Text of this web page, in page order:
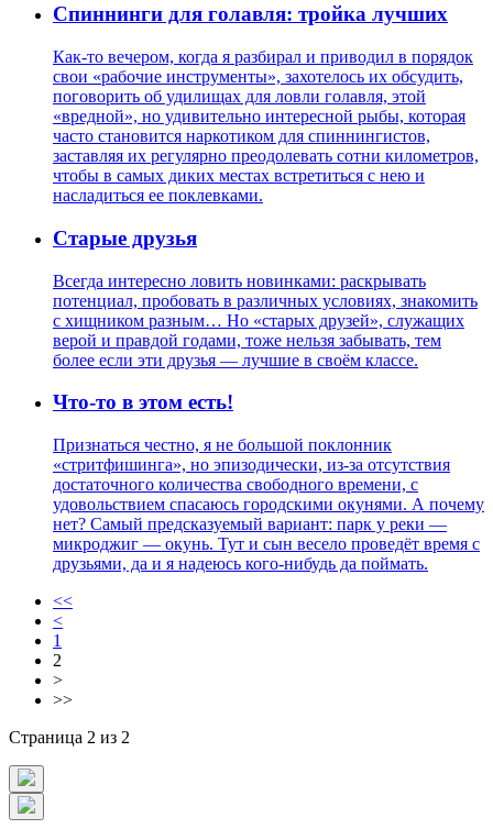
Спиннинги для голавля: тройка лучших
Как-то вечером, когда я разбирал и приводил в порядок
свои «рабочие инструменты», захотелось их обсудить,
поговорить об удилищах для ловли голавля, этой
«вредной», но удивительно интересной рыбы, которая
часто становится наркотиком для спиннингистов,
заставляя их регулярно преодолевать сотни километров,
чтобы в самых диких местах встретиться с нею и
насладиться ее поклевками.
Старые друзья
Всегда интересно ловить новинками: раскрывать
потенциал, пробовать в различных условиях, знакомить
с хищником разным… Но «старых друзей», служащих
верой и правдой годами, тоже нельзя забывать, тем
более если эти друзья — лучшие в своём классе.
Что-то в этом есть!
Признаться честно, я не большой поклонник
«стритфишинга», но эпизодически, из-за отсутствия
достаточного количества свободного времени, с
удовольствием спасаюсь городскими окунями. А почему
нет? Самый предсказуемый вариант: парк у реки —
микроджиг — окунь. Тут и сын весело проведёт время с
друзьями, да и я надеюсь кого-нибудь да поймать.
<<
<
1
2
>
>>
Страница 2 из 2